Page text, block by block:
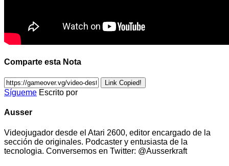
Comparte esta Nota
Link Copied!
Sígueme Escrito por
Ausser
Videojugador desde el Atari 2600, editor encargado de la
sección de originales. Podcaster y entusiasta de la
tecnologia. Conversemos en Twitter: @Ausserkraft